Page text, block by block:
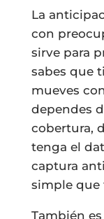
La
con
sirve para
sabes que
mueves
dependes
cobertura,
tenga el
captura
simple que
También